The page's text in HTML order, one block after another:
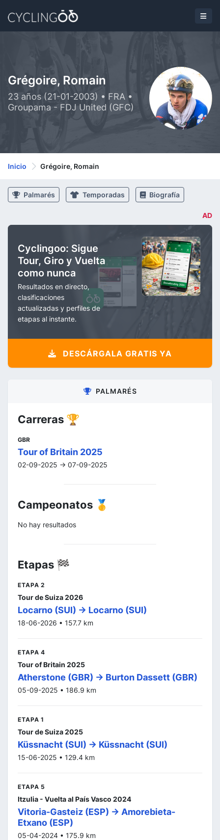
Grégoire, Romain
23 años (21-01-2003) • FRA •
Groupama - FDJ United (GFC)
Inicio Grégoire, Romain
Palmarés Temporadas Biografía
AD
Cyclingoo: Sigue
Tour, Giro y Vuelta
como nunca
Resultados en directo,
clasificaciones
actualizadas y perfiles de
etapas al instante.
DESCÁRGALA GRATIS YA
PALMARÉS
Carreras 🏆
GBR
Tour of Britain 2025
02-09-2025 -> 07-09-2025
Campeonatos 🥇
No hay resultados
Etapas 🏁
ETAPA 2
Tour de Suiza 2026
Locarno (SUI) -> Locarno (SUI)
18-06-2026 • 157.7 km
ETAPA 4
Tour of Britain 2025
Atherstone (GBR) -> Burton Dassett (GBR)
05-09-2025 • 186.9 km
ETAPA 1
Tour de Suiza 2025
Küssnacht (SUI) -> Küssnacht (SUI)
15-06-2025 • 129.4 km
ETAPA 5
Itzulia - Vuelta al País Vasco 2024
Vitoria-Gasteiz (ESP) -> Amorebieta-
Etxano (ESP)
05-04-2024 • 175.9 km